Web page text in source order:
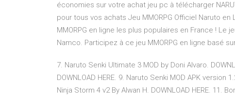
économies sur votre achat jeu pc à télécharger
pour tous vos achats Jeu MMORPG Officiel Naruto
MMORPG en ligne les plus populaires en France !
Namco. Participez à ce jeu MMORPG en ligne basé
7. Naruto Senki Ultimate 3 MOD by Doni Alvaro.
DOWNLOAD HERE. 9. Naruto Senki MOD APK version
Ninja Storm 4 v2 By Alwan H. DOWNLOAD HERE. 11.